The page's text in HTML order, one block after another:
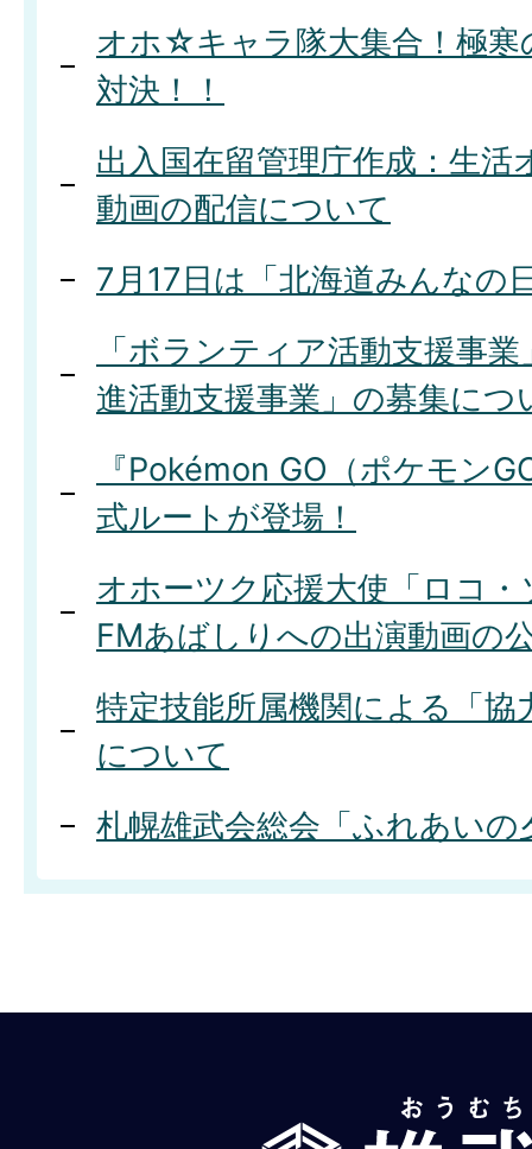
オホ☆キャラ隊大集合！極寒
対決！！
出入国在留管理庁作成：生
動画の配信について
7月17日は「北海道みんなの
「ボランティア活動支援事
進活動支援事業」の募集につ
『Pokémon GO（ポケモン
式ルートが登場！
オホーツク応援大使「ロコ
FMあばしりへの出演動画の
特定技能所属機関による「協
について
札幌雄武会総会「ふれあいの